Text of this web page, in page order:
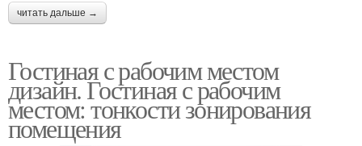
читать дальше →
Гостиная с рабочим местом
дизайн. Гостиная с рабочим
местом: тонкости зонирования
помещения